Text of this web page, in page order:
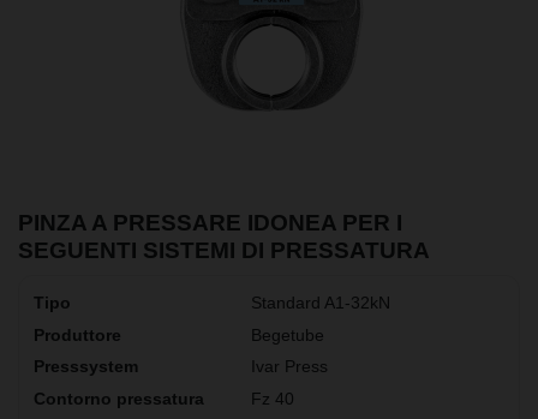
PINZA A PRESSARE IDONEA PER I
SEGUENTI SISTEMI DI PRESSATURA
Standard A1-32kN
Begetube
Ivar Press
Fz 40